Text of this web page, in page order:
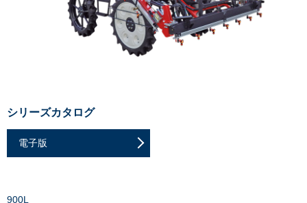
シリーズカタログ
電子版
900L